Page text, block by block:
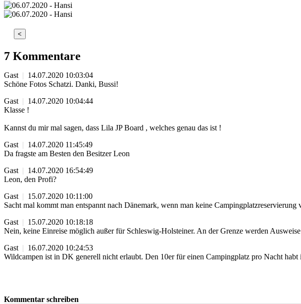
<
7 Kommentare
Gast | 14.07.2020 10:03:04
Schöne Fotos Schatzi. Danki, Bussi!
Gast | 14.07.2020 10:04:44
Klasse !
Kannst du mir mal sagen, dass Lila JP Board , welches genau das ist !
Gast | 14.07.2020 11:45:49
Da fragste am Besten den Besitzer Leon
Gast | 14.07.2020 16:54:49
Leon, den Profi?
Gast | 15.07.2020 10:11:00
Sacht mal kommt man entspannt nach Dänemark, wenn man keine
Gast | 15.07.2020 10:18:18
Nein, keine Einreise möglich außer für Schleswig-Holsteiner. An der Grenze werden
Gast | 16.07.2020 10:24:53
Wildcampen ist in DK generell nicht erlaubt. Den 10er für einen Campingplatz pro Nacht
Kommentar schreiben